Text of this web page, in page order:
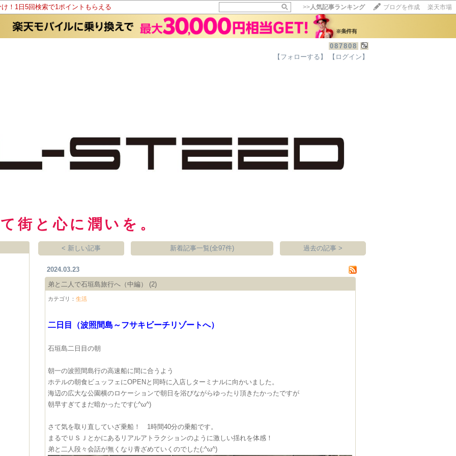
！1日5回検索で1ポイントもらえる >>人気記事ランキング ブログを作成 楽天市場
087808
【フォローする】
【ログイン】
街と心に潤いを。
< 新しい記事 新着記事一覧(全97件) 過去の記事 >
2024.03.23
弟と二人で石垣島旅行へ（中編）
(2)
カテゴリ：生活
​二日目（波照間島～フサキビーチリゾートへ）​
石垣島二日目の朝
朝一の波照間島行の高速船に間に合うよう
ホテルの朝食ビュッフェにOPENと同時に入店しターミナルに向かいました。
海辺の広大な公園横のロケーションで朝日を浴びながらゆったり頂きたかったですが
朝早すぎてまだ暗かったです(;^ω^)
さて気を取り直していざ乗船！ 1時間40分の乗船です。
まるでＵＳＪとかにあるリアルアトラクションのように激しい揺れを体感！
弟と二人段々会話が無くなり青ざめていくのでした(;^ω^)